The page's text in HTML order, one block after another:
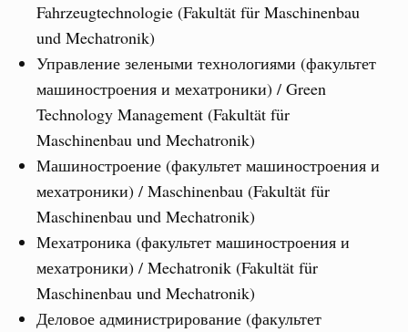
Fahrzeugtechnologie (Fakultät für Maschinenbau
und Mechatronik)
Управление зелеными технологиями (факультет
машиностроения и мехатроники) / Green
Technology Management (Fakultät für
Maschinenbau und Mechatronik)
Машиностроение (факультет машиностроения и
мехатроники) / Maschinenbau (Fakultät für
Maschinenbau und Mechatronik)
Мехатроника (факультет машиностроения и
мехатроники) / Mechatronik (Fakultät für
Maschinenbau und Mechatronik)
Деловое администрирование (факультет